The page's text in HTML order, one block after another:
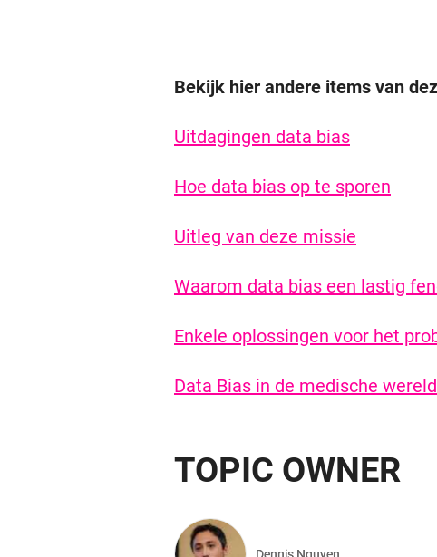
Bekijk hier andere items van
Uitdagingen data bias
Hoe data bias op te sporen
Uitleg van deze missie
Waarom data bias een lastig
Enkele oplossingen voor het
Data Bias in de medische wereld
TOPIC OWNER
Dennis Nguyen